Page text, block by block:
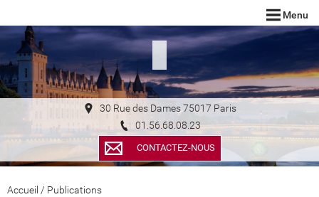
Menu
30 Rue des Dames 75017 Paris
01.56.68.08.23
CONTACTEZ-NOUS
Accueil / Publications